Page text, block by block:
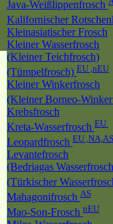
Java-Weißlippenfrosch
Kalifornischer
Kleinasiatischer Frosch
Kleiner Wasserfrosch
(Kleiner Teichfrosch)
(Tümpelfrosch) EU ,nEU
Kleiner Winkerfrosch
(Kleiner Borneo-
Krebsfrosch
Kreta-Wasserfrosch EU
Leopardfrosch EU ,NA,AS
Levantefrosch
(Bedriagas
(Türkischer
Mahagonifrosch AS
Mao-Son-Frosch nEU